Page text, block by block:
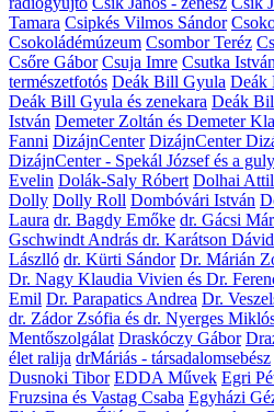
Tamara Csipkés Vilmos Sándor
Csokoládémúzeum Csombor Teréz
Csőre Gábor Csuja Imre Csutka István
természetfotós Deák Bill Gyula Deák
Deák Bill Gyula és zenekara Deák
István Demeter Zoltán és Demeter
Fanni DizájnCenter DizájnCenter
DizájnCenter - Spekál József és a
Evelin Dolák-Saly Róbert Dolhai
Dolly Dolly Roll Dombóvári István
Laura dr. Bagdy Emőke dr. Gácsi
Gschwindt András dr. Karátson Dávid
Lászlló dr. Kürti Sándor Dr. Márián
Dr. Nagy Klaudia Vivien és Dr.
Emil Dr. Parapatics Andrea Dr.
dr. Zádor Zsófia és dr. Nyerges
Mentőszolgálat Draskóczy Gábor
élet ralija drMáriás - társadalomsebész
Dusnoki Tibor EDDA Művek Egri
Fruzsina és Vastag Csaba Egyházi